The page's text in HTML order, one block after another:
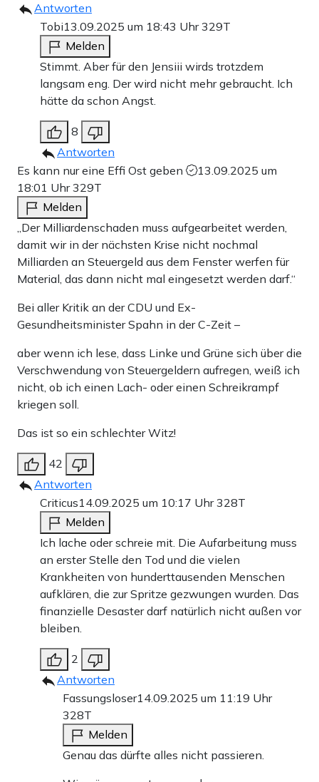
Antworten
Tobi13.09.2025 um 18:43 Uhr329T
Melden
Stimmt. Aber für den Jensiii wirds trotzdem
langsam eng. Der wird nicht mehr gebraucht. Ich
hätte da schon Angst.
8
Antworten
Es kann nur eine Effi Ost geben
13.09.2025 um
18:01 Uhr329T
Melden
„Der Milliardenschaden muss aufgearbeitet werden,
damit wir in der nächsten Krise nicht nochmal
Milliarden an Steuergeld aus dem Fenster werfen für
Material, das dann nicht mal eingesetzt werden darf.“
Bei aller Kritik an der CDU und Ex-
Gesundheitsminister Spahn in der C-Zeit –
aber wenn ich lese, dass Linke und Grüne sich über die
Verschwendung von Steuergeldern aufregen, weiß ich
nicht, ob ich einen Lach- oder einen Schreikrampf
kriegen soll.
Das ist so ein schlechter Witz!
42
Antworten
Criticus14.09.2025 um 10:17 Uhr328T
Melden
Ich lache oder schreie mit. Die Aufarbeitung muss
an erster Stelle den Tod und die vielen
Krankheiten von hunderttausenden Menschen
aufklären, die zur Spritze gezwungen wurden. Das
finanzielle Desaster darf natürlich nicht außen vor
bleiben.
2
Antworten
Fassungsloser14.09.2025 um 11:19 Uhr
328T
Melden
Genau das dürfte alles nicht passieren.